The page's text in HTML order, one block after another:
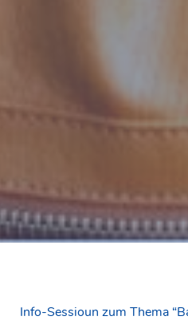
Info-Sessioun zum Thema